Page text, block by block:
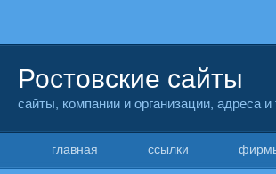
Ростовские сайты
сайты, компании и организации, адреса
главная ссылки